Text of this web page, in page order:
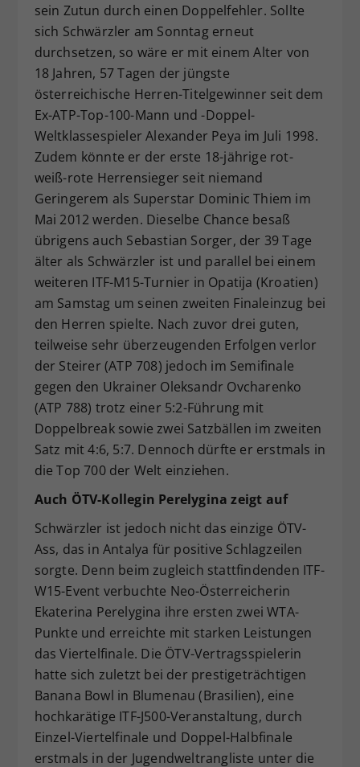
sein Zutun durch einen Doppelfehler. Sollte
sich Schwärzler am Sonntag erneut
durchsetzen, so wäre er mit einem Alter von
18 Jahren, 57 Tagen der jüngste
österreichische Herren-Titelgewinner seit dem
Ex-ATP-Top-100-Mann und -Doppel-
Weltklassespieler Alexander Peya im Juli 1998.
Zudem könnte er der erste 18-jährige rot-
weiß-rote Herrensieger seit niemand
Geringerem als Superstar Dominic Thiem im
Mai 2012 werden. Dieselbe Chance besaß
übrigens auch Sebastian Sorger, der 39 Tage
älter als Schwärzler ist und parallel bei einem
weiteren ITF-M15-Turnier in Opatija (Kroatien)
am Samstag um seinen zweiten Finaleinzug bei
den Herren spielte. Nach zuvor drei guten,
teilweise sehr überzeugenden Erfolgen verlor
der Steirer (ATP 708) jedoch im Semifinale
gegen den Ukrainer Oleksandr Ovcharenko
(ATP 788) trotz einer 5:2-Führung mit
Doppelbreak sowie zwei Satzbällen im zweiten
Satz mit 4:6, 5:7. Dennoch dürfte er erstmals in
die Top 700 der Welt einziehen.
Auch ÖTV-Kollegin Perelygina zeigt auf
Schwärzler ist jedoch nicht das einzige ÖTV-
Ass, das in Antalya für positive Schlagzeilen
sorgte. Denn beim zugleich stattfindenden ITF-
W15-Event verbuchte Neo-Österreicherin
Ekaterina Perelygina ihre ersten zwei WTA-
Punkte und erreichte mit starken Leistungen
das Viertelfinale. Die ÖTV-Vertragsspielerin
hatte sich zuletzt bei der prestigeträchtigen
Banana Bowl in Blumenau (Brasilien), eine
hochkarätige ITF-J500-Veranstaltung, durch
Einzel-Viertelfinale und Doppel-Halbfinale
erstmals in der Jugendweltrangliste unter die